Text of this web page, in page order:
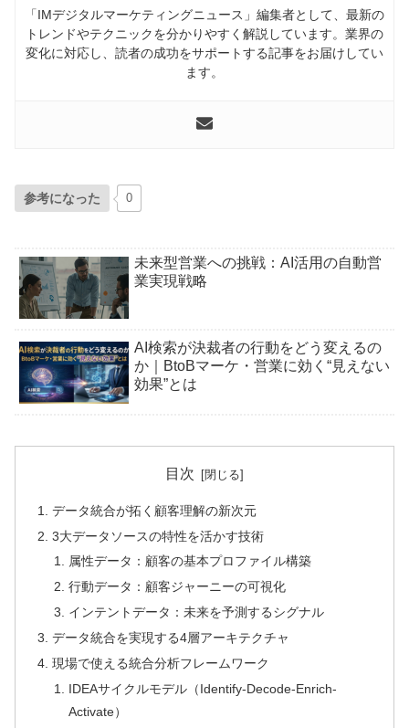
「IMデジタルマーケティングニュース」編集者として、最新の
トレンドやテクニックを分かりやすく解説しています。業界の
変化に対応し、読者の成功をサポートする記事をお届けしてい
ます。
参考になった 0
未来型営業への挑戦：AI活用の自動営
業実現戦略
AI検索が決裁者の行動をどう変えるの
か｜BtoBマーケ・営業に効く“見えない
効果”とは
目次
データ統合が拓く顧客理解の新次元
3大データソースの特性を活かす技術
属性データ：顧客の基本プロファイル構築
行動データ：顧客ジャーニーの可視化
インテントデータ：未来を予測するシグナル
データ統合を実現する4層アーキテクチャ
現場で使える統合分析フレームワーク
IDEAサイクルモデル（Identify-Decode-Enrich-
Activate）